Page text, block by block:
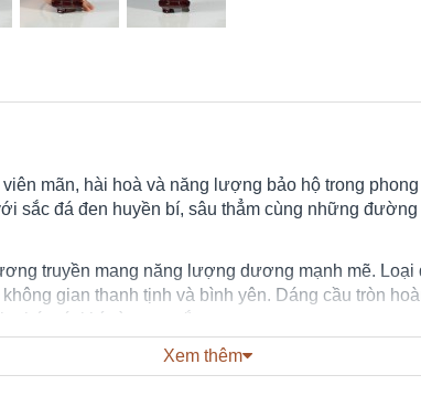
mãn, hài hoà và năng lượng bảo hộ trong
sắc đá đen huyền bí, sâu thẳm cùng những
truyền mang năng lượng dương mạnh mẽ.
gian thanh tịnh và bình yên. Dáng cầu tròn
hút cát khí và may mắn.
Xem thêm